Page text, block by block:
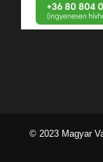
© 2023 Magyar